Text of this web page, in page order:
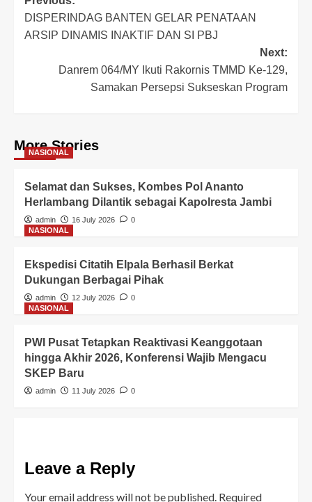
navigation
DISPERINDAG BANTEN GELAR PENATAAN
ARSIP DINAMIS INAKTIF DAN SI PBJ
Next:
Danrem 064/MY Ikuti Rakornis TMMD Ke-129,
Samakan Persepsi Sukseskan Program
More Stories
NASIONAL
Selamat dan Sukses, Kombes Pol Ananto
Herlambang Dilantik sebagai Kapolresta Jambi
admin 16 July 2026
0
NASIONAL
Ekspedisi Citatih Elpala Berhasil Berkat
Dukungan Berbagai Pihak
admin 12 July 2026
0
NASIONAL
PWI Pusat Tetapkan Reaktivasi Keanggotaan
hingga Akhir 2026, Konferensi Wajib Mengacu
SKEP Baru
admin 11 July 2026 0
Leave a Reply
Your email address will not be published. Required